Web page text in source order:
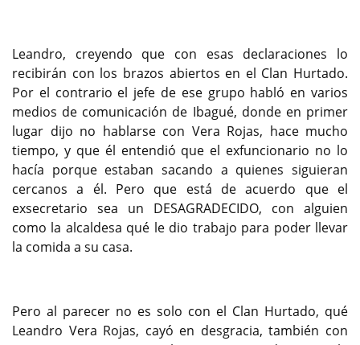
Leandro, creyendo que con esas declaraciones lo
recibirán con los brazos abiertos en el Clan Hurtado.
Por el contrario el jefe de ese grupo habló en varios
medios de comunicación de Ibagué, donde en primer
lugar dijo no hablarse con Vera Rojas, hace mucho
tiempo, y que él entendió que el exfuncionario no lo
hacía porque estaban sacando a quienes siguieran
cercanos a él. Pero que está de acuerdo que el
exsecretario sea un DESAGRADECIDO, con alguien
como la alcaldesa qué le dio trabajo para poder llevar
la comida a su casa.
Pero al parecer no es solo con el Clan Hurtado, qué
Leandro Vera Rojas, cayó en desgracia, también con